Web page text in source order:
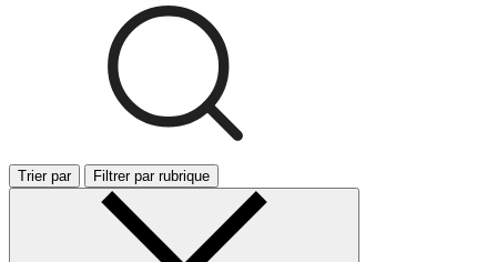
Trier par Filtrer par rubrique